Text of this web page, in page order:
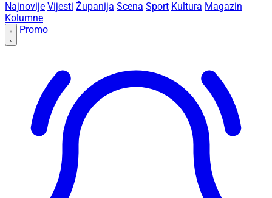
Najnovije Vijesti Županija Scena Sport Kultura Magazin
Kolumne
Promo